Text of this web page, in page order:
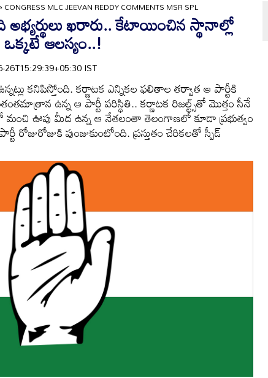
CONGRESS MLC JEEVAN REDDY COMMENTS MSR SPL
ఖరారు.. కేటాయించిన స్థానాల్లో
ఆలస్యం..!
26T15:29:39+05:30 IST
కనిపిస్తోంది. కర్ణాటక ఎన్నికల ఫలితాల తర్వాత ఆ పార్టీకి
ఉన్న ఆ పార్టీ పరిస్థితి.. కర్ణాటక రిజల్ట్స్‌తో మొత్తం సీనే
ఊపు మీద ఉన్న ఆ నేతలంతా తెలంగాణలో కూడా ప్రభుత్వం
రోజురోజుకి పుంజుకుంటోంది. ప్రస్తుతం చేరికలతో స్పీడ్